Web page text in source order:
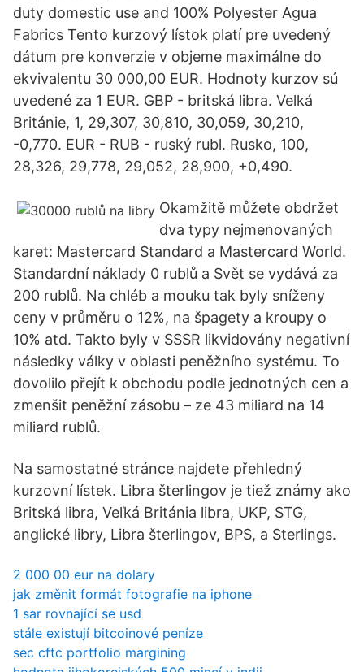
duty domestic use and 100% Polyester Agua
Fabrics Tento kurzový lístok platí pre uvedený
dátum pre konverzie v objeme maximálne do
ekvivalentu 30 000,00 EUR. Hodnoty kurzov sú
uvedené za 1 EUR. GBP - britská libra. Velká
Británie, 1, 29,307, 30,810, 30,059, 30,210,
-0,770. EUR - RUB - ruský rubl. Rusko, 100,
28,326, 29,778, 29,052, 28,900, +0,490.
Okamžitě můžete obdržet
dva typy nejmenovaných
karet: Mastercard Standard a Mastercard World.
Standardní náklady 0 rublů a Svět se vydává za
200 rublů. Na chléb a mouku tak byly sníženy
ceny v průměru o 12%, na špagety a kroupy o
10% atd. Takto byly v SSSR likvidovány negativní
následky války v oblasti peněžního systému. To
dovolilo přejít k obchodu podle jednotných cen a
zmenšit peněžní zásobu – ze 43 miliard na 14
miliard rublů.
Na samostatné stránce najdete přehledný
kurzovní lístek. Libra šterlingov je tiež známy ako
Britská libra, Veľká Británia libra, UKP, STG,
anglické libry, Libra šterlingov, BPS, a Sterlings.
2 000 00 eur na dolary
jak změnit formát fotografie na iphone
1 sar rovnající se usd
stále existují bitcoinové peníze
sec cftc portfolio margining